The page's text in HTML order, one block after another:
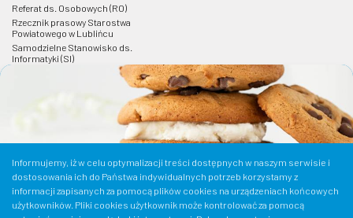
Referat ds. Osobowych (RO)
Rzecznik prasowy Starostwa
Powiatowego w Lublińcu
Samodzielne Stanowisko ds.
Informatyki (SI)
Wydział Budownictwa i Architektury
Wydział Funduszy i Rozwoju (WFR)
Wydział Geodezji i Kartografii (WGK)
Nieruchomościami Skarbu Państwa i
Gospodarki Mieniem (WGM)
Wydział Informacji, Promocji i Kultury
(WIP)
Wydział Komunikacji, Drogownictwa i
Informujemy, iż w celu optymalizacji treści dostępnych w naszym serwisie i
dostosowania ich do Państwa indywidualnych potrzeb korzystamy z
informacji zapisanych za pomocą plików cookies na urządzeniach końcowych
użytkowników. Pliki cookies użytkownik może kontrolować za pomocą